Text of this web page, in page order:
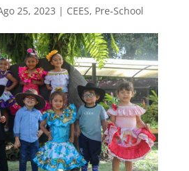
25, 2023 | CEES, Pre-School